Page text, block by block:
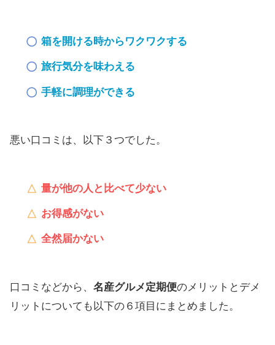
箱を開ける時からワクワクする
旅行気分を味わえる
手軽に調理ができる
悪い口コミは、以下３つでした。
量が他の人と比べて少ない
お得感がない
全然届かない
口コミなどから、 名産グルメ定期便のメリットとデメ
リットについても以下の６項目にまとめました。